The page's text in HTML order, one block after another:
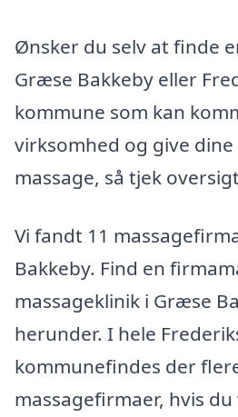
Ønsker du selv at finde
Græse Bakkeby eller
kommune som kan
virksomhed og give
massage, så tjek
Vi fandt 11
Bakkeby. Find en
massageklinik i Græse
herunder. I hele
kommunefindes der
massagefirmaer, hvis